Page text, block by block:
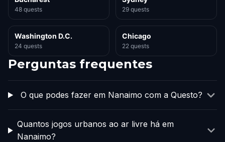
48 quests 29 quests
Washington D.C.
24 quests
Chicago
22 quests
Perguntas frequentes
O que podes fazer em Nanaimo com a Questo?
Quantos jogos urbanos ao ar livre há em
Nanaimo?